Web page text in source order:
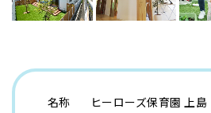
名称 ヒーローズ保育園 上島